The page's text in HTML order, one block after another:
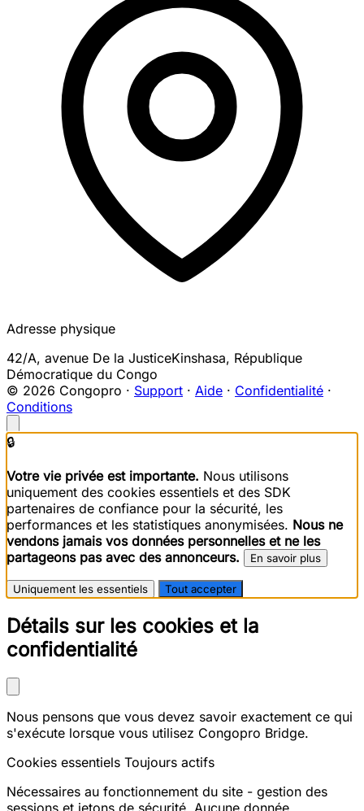
Adresse physique
42/A, avenue De la JusticeKinshasa, République
Démocratique du Congo
© 2026 Congopro · Support · Aide · Confidentialité ·
Conditions
🔒
Votre vie privée est importante. Nous utilisons
uniquement des cookies essentiels et des SDK
partenaires de confiance pour la sécurité, les
performances et les statistiques anonymisées. Nous ne
vendons jamais vos données personnelles et ne les
partageons pas avec des annonceurs.
En savoir plus
Uniquement les essentiels Tout accepter
Détails sur les cookies et la
confidentialité
Nous pensons que vous devez savoir exactement ce qui
s'exécute lorsque vous utilisez Congopro Bridge.
Cookies essentiels Toujours actifs
Nécessaires au fonctionnement du site - gestion des
sessions et jetons de sécurité. Aucune donnée